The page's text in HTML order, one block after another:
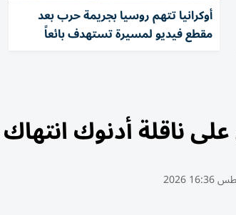
أوكرانيا تتهم روسيا بجريمة حرب بعد
مقطع فيديو لمسيرة تستهدف بائعاً
على ناقلة أدنوك